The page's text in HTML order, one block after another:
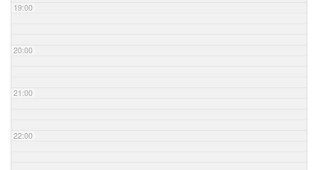
19:00
20:00
21:00
22:00